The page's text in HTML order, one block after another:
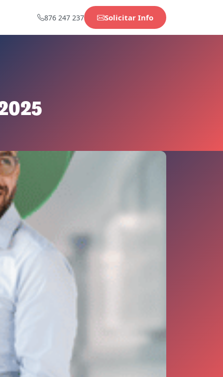
876 247 237 Solicitar Info